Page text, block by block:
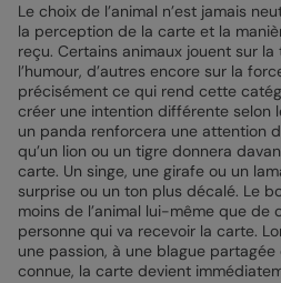
Le choix de l’animal n’est jamais
la perception de la carte et la
reçu. Certains animaux jouent sur la
l’humour, d’autres encore sur la
précisément ce qui rend cette
créer une intention différente selon
un panda renforcera une attention
qu’un lion ou un tigre donnera
carte. Un singe, une girafe ou un
surprise ou un ton plus décalé. Le
moins de l’animal lui-même que de
personne qui va recevoir la carte.
une passion, à une blague
connue, la carte devient